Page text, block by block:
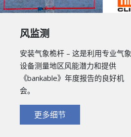
风监测
安装气象桅杆 – 这是利用专业气象
设备测量地区风能潜力和提供
《bankable》年度报告的良好机
会。
更多细节